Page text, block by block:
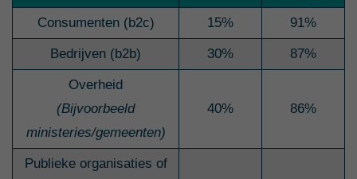
Consumenten (b2c) 15% 91%
Bedrijven (b2b) 30% 87%
Overheid
(Bijvoorbeeld
ministeries/gemeenten)
40% 86%
Publieke organisaties of